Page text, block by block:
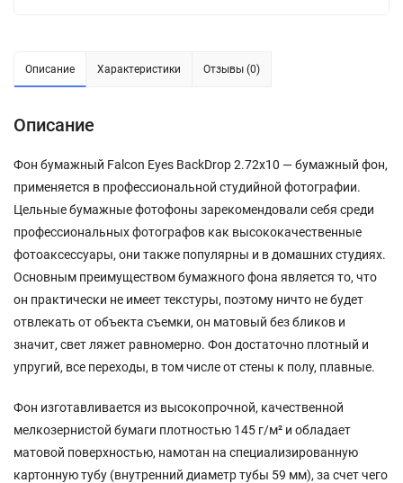
Описание Характеристики Отзывы (0)
Описание
Фон бумажный Falcon Eyes BackDrop 2.72x10 — бумажный фон,
применяется в профессиональной студийной фотографии.
Цельные бумажные фотофоны зарекомендовали себя среди
профессиональных фотографов как высококачественные
фотоаксессуары, они также популярны и в домашних студиях.
Основным преимуществом бумажного фона является то, что
он практически не имеет текстуры, поэтому ничто не будет
отвлекать от объекта съемки, он матовый без бликов и
значит, свет ляжет равномерно. Фон достаточно плотный и
упругий, все переходы, в том числе от стены к полу, плавные.
Фон изготавливается из высокопрочной, качественной
мелкозернистой бумаги плотностью 145 г/м² и обладает
матовой поверхностью, намотан на специализированную
картонную тубу (внутренний диаметр тубы 59 мм), за счет чего